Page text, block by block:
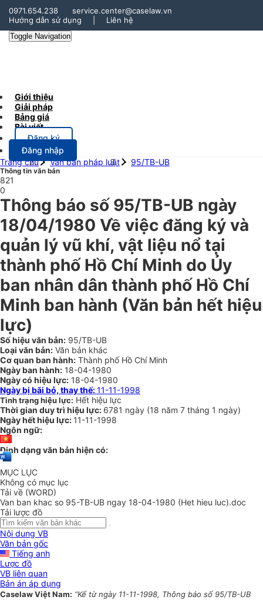
0971.654.238
service.center@caselaw.vn
Hướng dẫn sử dụng
Liên hệ
Toggle Navigation
Giới thiệu
Giải pháp
Bảng giá
Bài viết
Đăng ký
Đăng nhập
Trang chủ
Văn bản pháp luật 95/TB-UB
Thông tin văn bản
821
0
Thông báo số 95/TB-UB ngày
18/04/1980 Về việc đăng ký và
quản lý vũ khí, vật liệu nổ tại
thành phố Hồ Chí Minh do Ủy
ban nhân dân thành phố Hồ Chí
Minh ban hành (Văn bản hết hiệu
lực)
Số hiệu văn bản: 95/TB-UB
Loại văn bản: Văn bản khác
Cơ quan ban hành: Thành phố Hồ Chí Minh
Ngày ban hành: 18-04-1980
Ngày có hiệu lực: 18-04-1980
Ngày bị bãi bỏ, thay thế:11-11-1998
Tình trạng hiệu lực: Hết hiệu lực
Thời gian duy trì hiệu lực: 6781 ngày (18 năm 7 tháng 1 ngày)
Ngày hết hiệu lực: 11-11-1998
Ngôn ngữ:
Định dạng văn bản hiện có:
MỤC LỤC
Không có mục lục
Tải về (WORD)
Van ban khac so 95-TB-UB ngay 18-04-1980 (Het hieu luc).doc
Tải lược đồ
Nội dung VB
Văn bản gốc
Tiếng anh
Lược đồ
VB liên quan
Bản án áp dụng
Caselaw Việt Nam: “Kể từ ngày 11-11-1998, Thông báo số 95/TB-UB